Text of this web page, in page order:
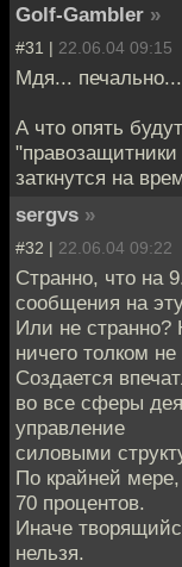
Golf-Gambler »
#31 | 22.06.04 09:15
Мдя... печально...
А что опять
заткнутся на
sergvs »
#32 | 22.06.04 09:22
Странно, что на
сообщения на
Или не странно?
ничего толком не
Создается
во все сферы
управление
силовыми
По крайней
70 процентов.
Иначе
нельзя.